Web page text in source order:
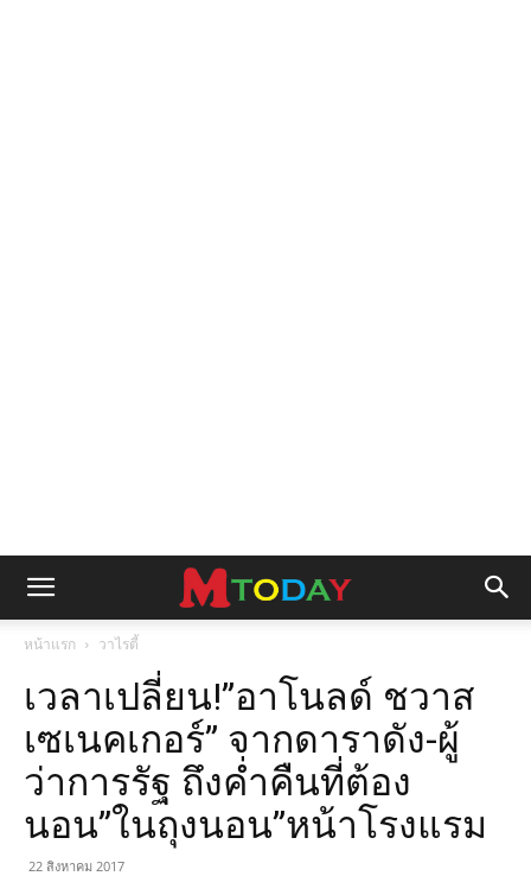
หน้าแรก วาไรตี้
เวลาเปลี่ยน!”อาโนลด์ ชวาส
เซเนคเกอร์” จากดาราดัง-ผู้
ว่าการรัฐ ถึงค่ำคืนที่ต้อง
นอน”ในถุงนอน”หน้าโรงแรม
22 สิงหาคม 2017